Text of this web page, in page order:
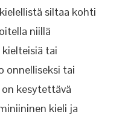
siltaa kohti
niillä
tai
onnelliseksi tai
kesytettävä
kieli ja